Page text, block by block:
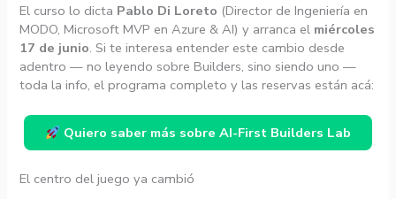
El curso lo dicta Pablo Di Loreto (Director de Ingeniería en
MODO, Microsoft MVP en Azure & AI) y arranca el miércoles
17 de junio. Si te interesa entender este cambio desde
adentro — no leyendo sobre Builders, sino siendo uno —
toda la info, el programa completo y las reservas están acá:
Quiero saber más sobre AI-First Builders Lab
El centro del juego ya cambió